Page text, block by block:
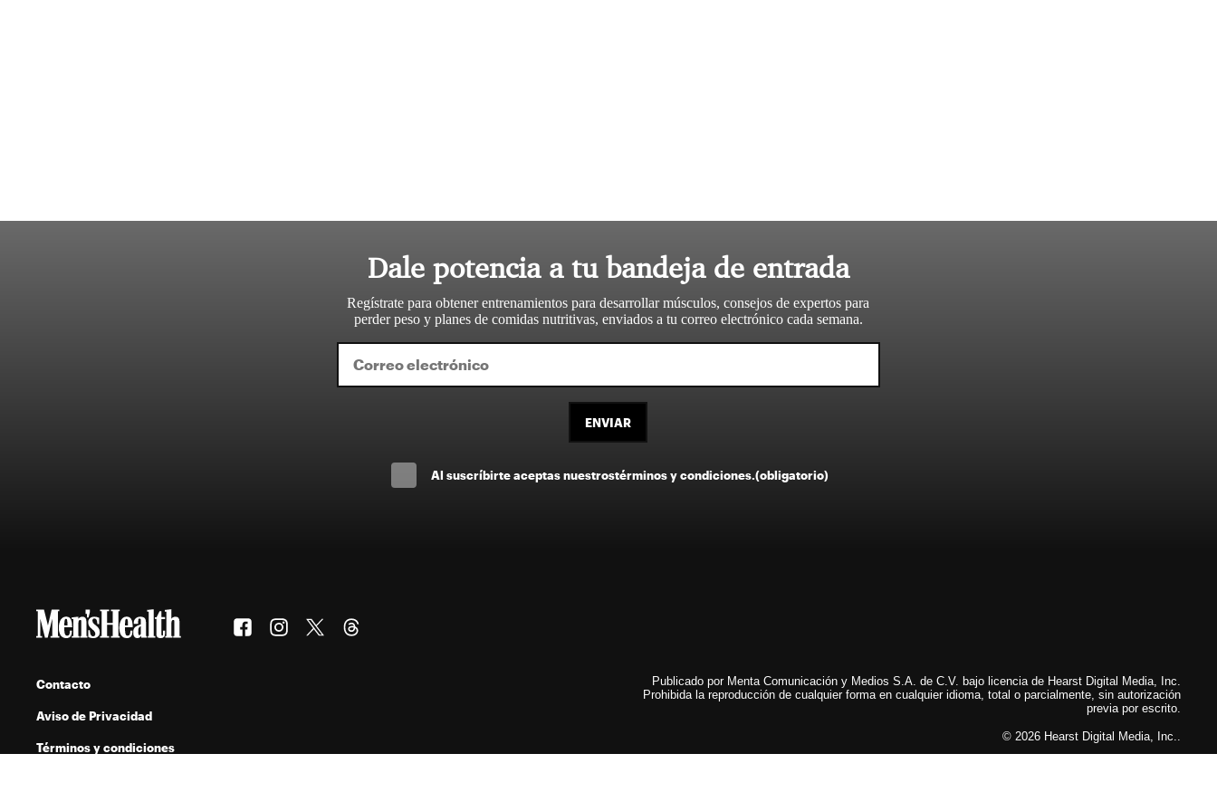
Dale potencia a tu bandeja de entrada
Regístrate para obtener entrenamientos para desarrollar músculos, consejos de expertos para
perder peso y planes de comidas nutritivas, enviados a tu correo electrónico cada semana.
ENVIAR
Al suscríbirte aceptas nuestrostérminos y condiciones.(obligatorio)
Contacto
Aviso de Privacidad
Términos y condiciones
Publicado por Menta Comunicación y Medios S.A. de C.V. bajo licencia de Hearst Digital Media, Inc.
Prohibida la reproducción de cualquier forma en cualquier idioma, total o parcialmente, sin autorización
previa por escrito.
© 2026 Hearst Digital Media, Inc..